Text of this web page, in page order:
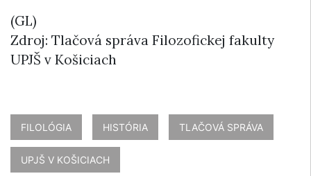
(GL)
Zdroj: Tlačová správa Filozofickej fakulty
UPJŠ v Košiciach
FILOLÓGIA HISTÓRIA TLAČOVÁ SPRÁVA
UPJŠ V KOŠICIACH